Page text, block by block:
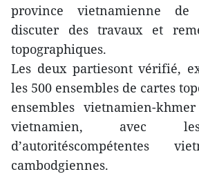
province vietnamienne de
discuter des travaux et
topographiques.
Les deux partiesont vérifié,
les 500 ensembles de cartes
ensembles vietnamien-
vietnamien, avec
d’autoritéscompétentes
cambodgiennes.